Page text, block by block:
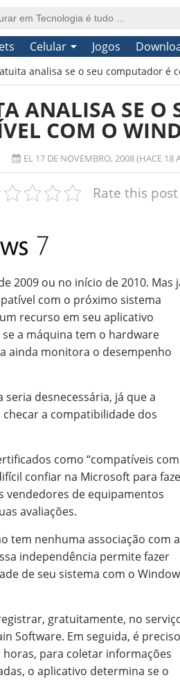
Celular Jogos
analisa se o seu computador é
ANALISA SE O
COM O
EL 17 DE NOVEMBRO, 2008 (HACE 18
Rate this post
2009 ou no início de 2010. Mas
com o próximo sistema
recurso em seu aplicativo
a máquina tem o hardware
ainda monitora o desempenho
desnecessária, já que a
a compatibilidade dos
como “compatíveis com
confiar na Microsoft para
vendedores de equipamentos
avaliações.
tem nenhuma associação com a
independência permite fazer
de seu sistema com o
gratuitamente, no
Software. Em seguida, é preciso
para coletar informações
o aplicativo determina se o